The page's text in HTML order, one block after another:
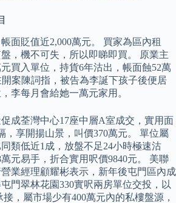
面貶值近2,000萬元。 買家為區內租
，機不可失，所以即睇即買。 原業主
買入單位，持貨6年沽出，帳面蝕52萬
案陳詞指，被告為李誕下孩子後便居
李每月會給她一萬元家用。
成荃灣中心17座中層A室成交，實用面
，享開揚山景，叫價370萬元。 單位屬
類低近1成，放盤不足24小時極速沽
元易手，折合實用呎價9840元。 美聯
業經理顧耀彬表示，新年後屯門區內成
門翠林花園330實呎兩房單位交投，以
，屬市場少有400萬元內的私樓盤源，